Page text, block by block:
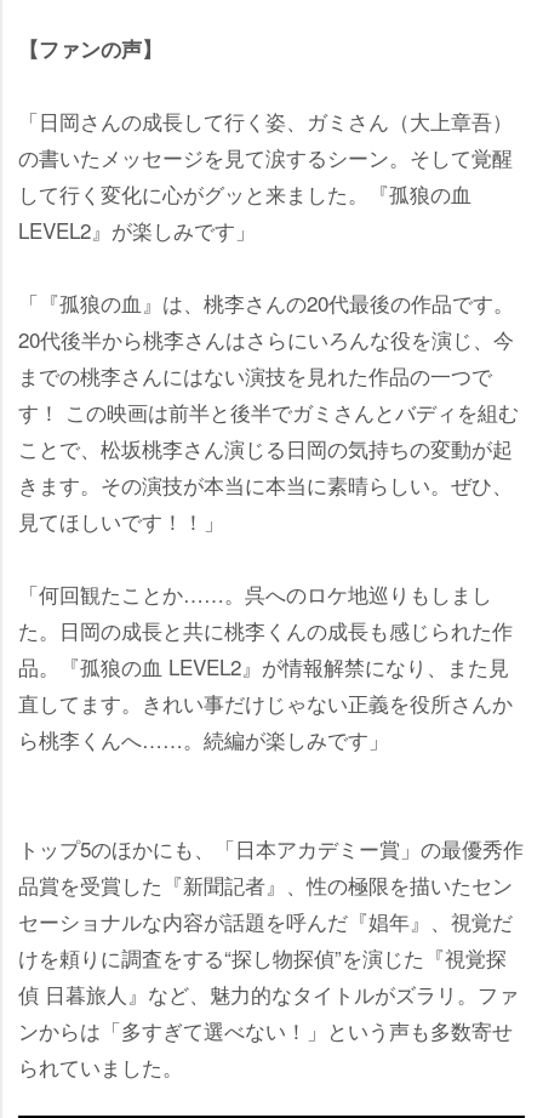
【ファンの声】
「日岡さんの成長して行く姿、ガミさん（大上章吾）
の書いたメッセージを見て涙するシーン。そして覚醒
して行く変化に心がグッと来ました。『孤狼の血
LEVEL2』が楽しみです」
「『孤狼の血』は、桃李さんの20代最後の作品です。
20代後半から桃李さんはさらにいろんな役を演じ、今
までの桃李さんにはない演技を見れた作品の一つで
す！ この映画は前半と後半でガミさんとバディを組む
ことで、松坂桃李さん演じる日岡の気持ちの変動が起
きます。その演技が本当に本当に素晴らしい。ぜひ、
見てほしいです！！」
「何回観たことか……。呉へのロケ地巡りもしまし
た。日岡の成長と共に桃李くんの成長も感じられた作
品。『孤狼の血 LEVEL2』が情報解禁になり、また見
直してます。きれい事だけじゃない正義を役所さんか
ら桃李くんへ……。続編が楽しみです」
トップ5のほかにも、「日本アカデミー賞」の最優秀作
品賞を受賞した『新聞記者』、性の極限を描いたセン
セーショナルな内容が話題を呼んだ『娼年』、視覚だ
けを頼りに調査をする“探し物探偵”を演じた『視覚探
偵 日暮旅人』など、魅力的なタイトルがズラリ。ファ
ンからは「多すぎて選べない！」という声も多数寄せ
られていました。